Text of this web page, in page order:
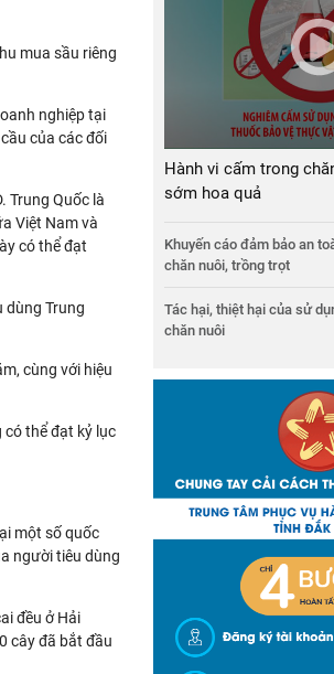
mua sầu riêng
nghiệp tại
của các đối
Trung Quốc là
Việt Nam và
có thể đạt
dùng Trung
cùng với hiệu
có thể đạt kỷ lục
một số quốc
người tiêu dùng
đều ở Hải
cây đã bắt đầu
Hành vi cấm trong
sớm hoa quả
Khuyến cáo đảm bảo an
chăn nuôi, trồng trọt
Tác hại, thiệt hại của sử
chăn nuôi